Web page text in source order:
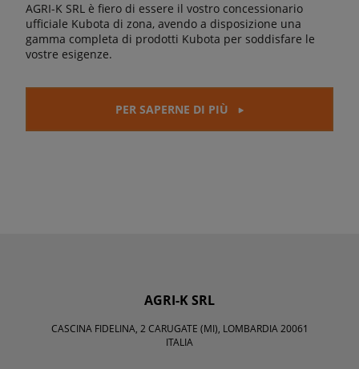
AGRI-K SRL è fiero di essere il vostro concessionario
ufficiale Kubota di zona, avendo a disposizione una
gamma completa di prodotti Kubota per soddisfare le
vostre esigenze.
PER SAPERNE DI PIÙ
AGRI-K SRL
CASCINA FIDELINA, 2 CARUGATE (MI), LOMBARDIA 20061
ITALIA